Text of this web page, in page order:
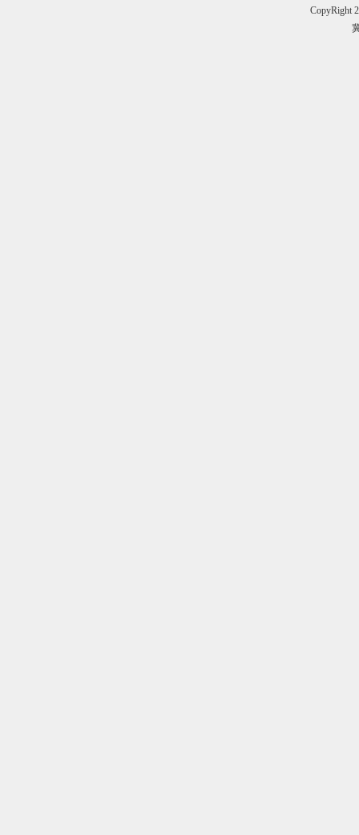
CopyRight